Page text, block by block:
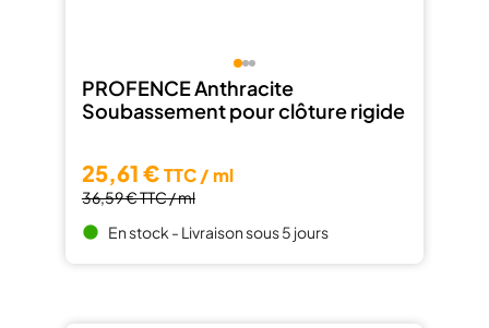
PROFENCE Anthracite
Soubassement pour clôture rigide
25,61 €TTC / ml
36,59 €TTC / ml
brightness_1 En stock - Livraison sous 5 jours